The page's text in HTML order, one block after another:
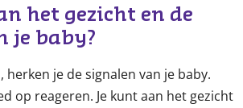
het gezicht en de
je baby?
herken je de signalen van je baby.
op reageren. Je kunt aan het gezicht